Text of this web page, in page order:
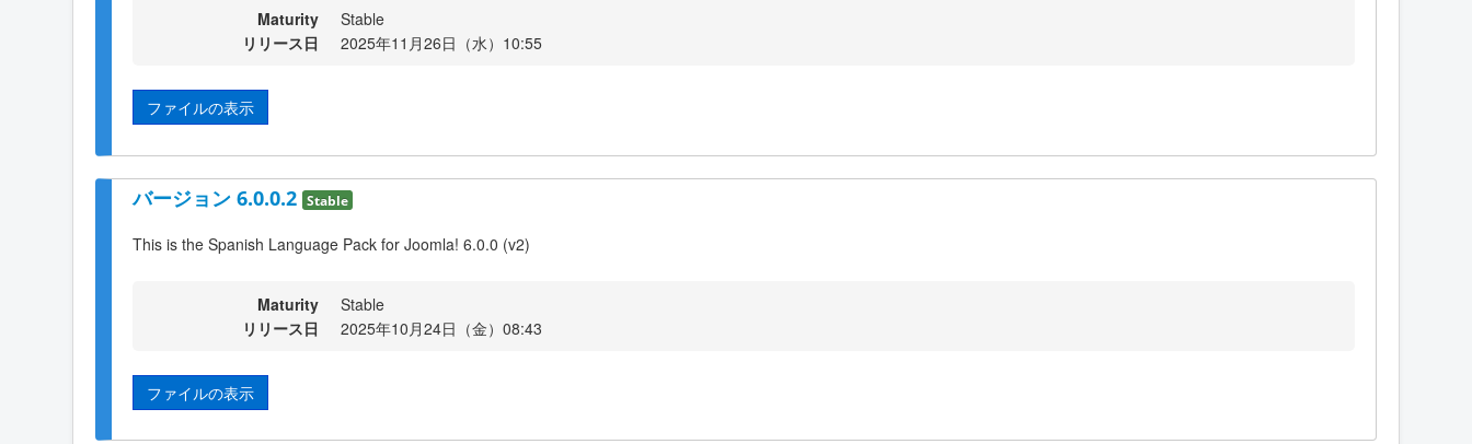
Maturity
Stable
リリース日
2025年11月26日（水）10:55
ファイルの表示
バージョン 6.0.0.2 Stable
This is the Spanish Language Pack for Joomla! 6.0.0 (v2)
Maturity
Stable
リリース日
2025年10月24日（金）08:43
ファイルの表示